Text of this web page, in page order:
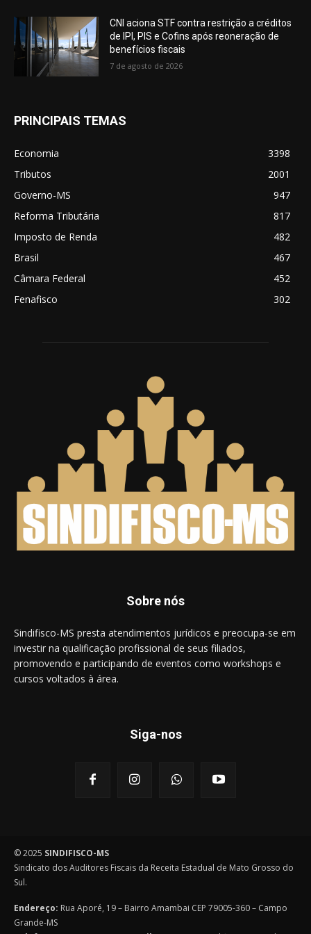
CNI aciona STF contra restrição a créditos
de IPI, PIS e Cofins após reoneração de
benefícios fiscais
7 de agosto de 2026
PRINCIPAIS TEMAS
Economia
3398
Tributos
2001
Governo-MS
947
Reforma Tributária
817
Imposto de Renda
482
Brasil
467
Câmara Federal
452
Fenafisco
302
Sobre nós
Sindifisco-MS presta atendimentos jurídicos e preocupa-se em
investir na qualificação profissional de seus filiados,
promovendo e participando de eventos como workshops e
cursos voltados à área.
Siga-nos
© 2025 SINDIFISCO-MS
Sindicato dos Auditores Fiscais da Receita Estadual de Mato Grosso do
Sul.
Endereço: Rua Aporé, 19 – Bairro Amambai CEP 79005-360 – Campo
Grande-MS